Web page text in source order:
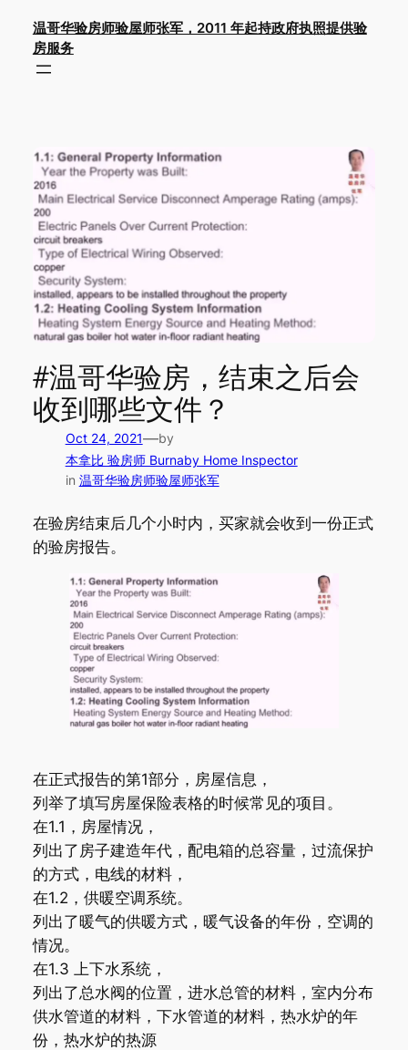
content
温哥华验房师验屋师张军，2011 年起持政府执照提供验
房服务
#温哥华验房，结束之后会
收到哪些文件？
Oct 24, 2021—by
本拿比 验房师 Burnaby Home Inspector
in 温哥华验房师验屋师张军
在验房结束后几个小时内，买家就会收到一份正式
的验房报告。
在正式报告的第1部分，房屋信息，
列举了填写房屋保险表格的时候常见的项目。
在1.1，房屋情况，
列出了房子建造年代，配电箱的总容量，过流保护
的方式，电线的材料，
在1.2，供暖空调系统。
列出了暖气的供暖方式，暖气设备的年份，空调的
情况。
在1.3 上下水系统，
列出了总水阀的位置，进水总管的材料，室内分布
供水管道的材料，下水管道的材料，热水炉的年
份，热水炉的热源